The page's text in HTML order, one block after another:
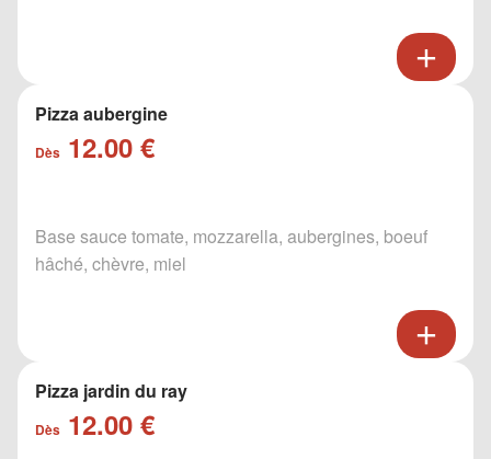
Pizza aubergine
Dès 12.00 €
Base sauce tomate, mozzarella, aubergines, boeuf
hâché, chèvre, miel
Pizza jardin du ray
Dès 12.00 €